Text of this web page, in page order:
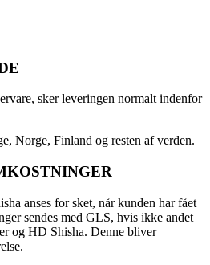
sker leveringen normalt indenfor
Norge, Finland og resten af verden.
anses for sket, når kunden har fået
sendes med GLS, hvis ikke andet
og HD Shisha. Denne bliver